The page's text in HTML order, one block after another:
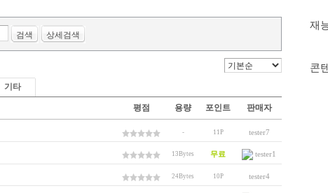
재
콘
검색 상세검색
기타
평점 용량 포인트 판매자
- 11P tester7
13Bytes 무료 tester1
24Bytes 10P tester4